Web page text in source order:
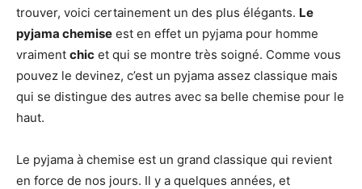
trouver, voici certainement un des plus élégants. Le
pyjama chemise est en effet un pyjama pour homme
vraiment chic et qui se montre très soigné. Comme vous
pouvez le devinez, c’est un pyjama assez classique mais
qui se distingue des autres avec sa belle chemise pour le
haut.
Le pyjama à chemise est un grand classique qui revient
en force de nos jours. Il y a quelques années, et